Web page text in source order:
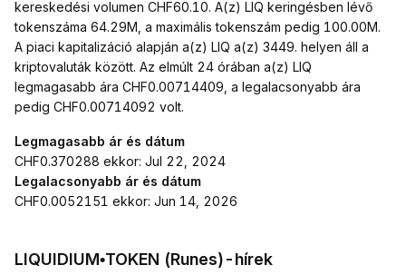
kereskedési volumen CHF60.10. A(z) LIQ keringésben lévő
tokenszáma 64.29M, a maximális tokenszám pedig 100.00M.
A piaci kapitalizáció alapján a(z) LIQ a(z) 3449. helyen áll a
kriptovaluták között. Az elmúlt 24 órában a(z) LIQ
legmagasabb ára CHF0.00714409, a legalacsonyabb ára
pedig CHF0.00714092 volt.
Legmagasabb ár és dátum
CHF0.370288 ekkor: Jul 22, 2024
Legalacsonyabb ár és dátum
CHF0.0052151 ekkor: Jun 14, 2026
LIQUIDIUM•TOKEN (Runes)-hírek